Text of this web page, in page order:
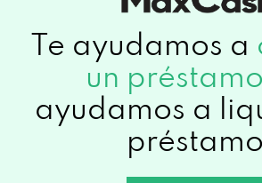
Te ayudamos a
un préstamo
ayudamos a